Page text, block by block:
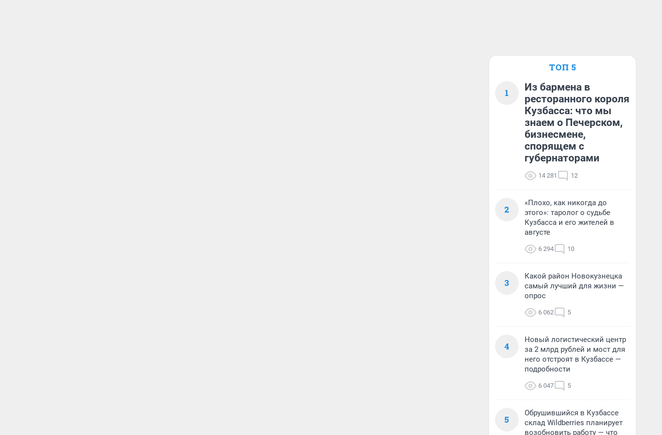
ТОП 5
1
Из бармена в
ресторанного короля
Кузбасса: что мы
знаем о Печерском,
бизнесмене,
спорящем с
губернаторами
14 281 12
2
«Плохо, как никогда до
этого»: таролог о судьбе
Кузбасса и его жителей в
августе
6 294 10
3
Какой район Новокузнецка
самый лучший для жизни —
опрос
6 062 5
4
Новый логистический центр
за 2 млрд рублей и мост для
него отстроят в Кузбассе —
подробности
6 047 5
5
Обрушившийся в Кузбассе
склад Wildberries планирует
возобновить работу — что